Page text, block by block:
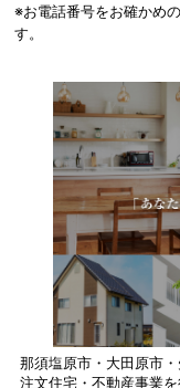
※お電話番号をお確かめ
す。
那須塩原市・大田原市
注文住宅・不動産事業を